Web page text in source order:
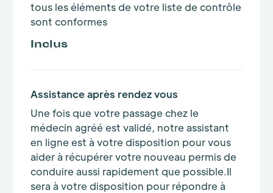
tous les éléments de votre liste de contrôle
sont conformes
Inclus
Assistance après rendez vous
Une fois que votre passage chez le
médecin agréé est validé, notre assistant
en ligne est à votre disposition pour vous
aider à récupérer votre nouveau permis de
conduire aussi rapidement que possible.Il
sera à votre disposition pour répondre à